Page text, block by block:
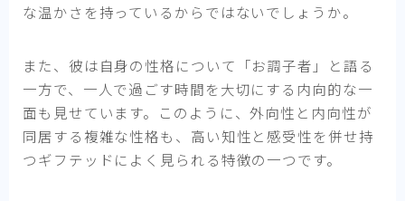
な温かさを持っているからではないでしょうか。
また、彼は自身の性格について「お調子者」と語る
一方で、一人で過ごす時間を大切にする内向的な一
面も見せています。このように、外向性と内向性が
同居する複雑な性格も、高い知性と感受性を併せ持
つギフテッドによく見られる特徴の一つです。